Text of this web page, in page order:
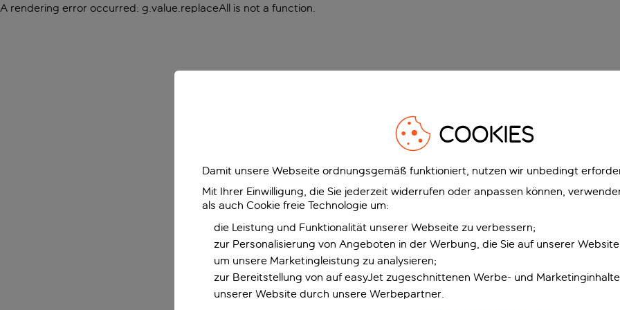
A rendering error occurred: g.value.replaceAll is not a function.
COOKIES
Damit unsere Webseite ordnungsgemäß funktioniert, nutzen wir unbedingt
Mit Ihrer Einwilligung, die Sie jederzeit widerrufen oder anpassen können,
als auch Cookie freie Technologie um:
die Leistung und Funktionalität unserer Webseite zu verbessern;
zur Personalisierung von Angeboten in der Werbung, die Sie auf unserer
um unsere Marketingleistung zu analysieren;
zur Bereitstellung von auf easyJet zugeschnittenen Werbe- und
unserer Website durch unsere Werbepartner.